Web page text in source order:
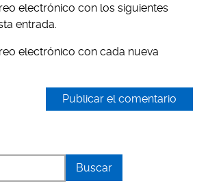
electrónico con los siguientes
entrada.
electrónico con cada nueva